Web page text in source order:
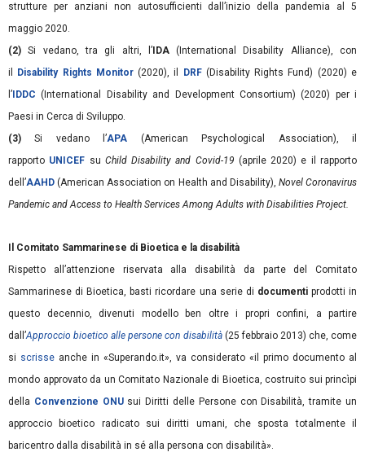
strutture per anziani non autosufficienti dall’inizio della pandemia al 5
maggio 2020.
(2) Si vedano, tra gli altri, l’IDA(International Disability Alliance), con
il
Disability Rights Monitor(2020), il DRF(Disability Rights Fund) (2020) e
l’ IDDC (International Disability and Development Consortium) (2020) per i
Paesi in Cerca di Sviluppo.
(3) Si vedano l’APA (American Psychological Association), il
rapporto UNICEF su Child Disability and Covid-19 (aprile 2020) e il rapporto
dell’AAHD (American Association on Health and Disability), Novel Coronavirus
Pandemic and Access to Health Services Among Adults with Disabilities Project.
Il Comitato Sammarinese di Bioetica e la disabilità
Rispetto all’attenzione riservata alla disabilità da parte del Comitato
Sammarinese di Bioetica, basti ricordare una serie di documentiprodotti in
questo decennio, divenuti modello ben oltre i propri confini, a partire
dall’Approccio bioetico alle persone con disabilità(25 febbraio 2013) che, come
si scrisse anche in «Superando.it», va considerato «il primo documento al
mondo approvato da un Comitato Nazionale di Bioetica, costruito sui princìpi
della Convenzione ONUsui Diritti delle Persone con Disabilità, tramite un
approccio bioetico radicato sui diritti umani, che sposta totalmente il
baricentro dalla disabilità in sé alla persona con disabilità».